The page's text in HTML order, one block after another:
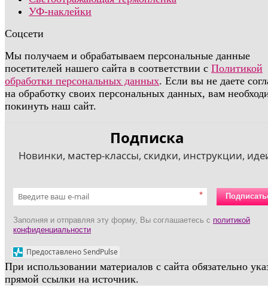
УФ-наклейки
Соцсети
Мы получаем и обрабатываем персональные данные
посетителей нашего сайта в соответствии с Политикой
обработки персональных данных. Если вы не даете
на обработку своих персональных данных, вам
покинуть наш сайт.
Подписка
Новинки, мастер-классы, скидки, инструкции,
*
Заполняя и отправляя эту форму, Вы соглашаетесь с политикой
конфиденциальности
Предоставлено SendPulse
При использовании материалов с сайта обязательно
прямой ссылки на источник.